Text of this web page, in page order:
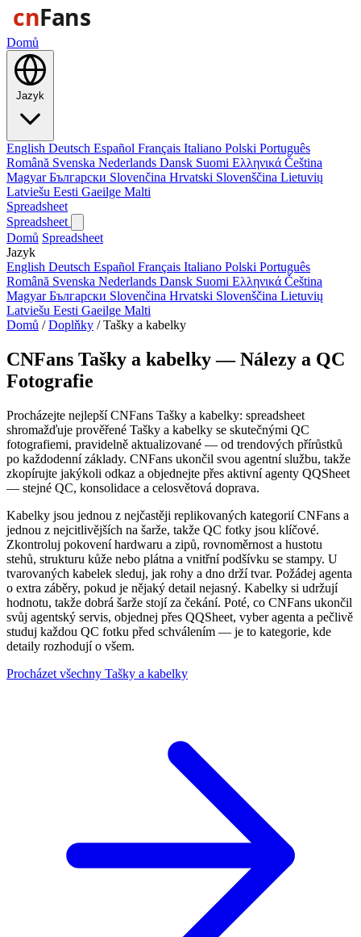
Domů
English Deutsch Español Français Italiano Polski Português
Română Svenska Nederlands Dansk Suomi Ελληνικά Čeština
MagyarБългарски Slovenčina Hrvatski Slovenščina Lietuvių
Latviešu Eesti Gaeilge Malti
Spreadsheet
Spreadsheet
Domů Spreadsheet
Jazyk
English Deutsch Español Français Italiano Polski Português
Română Svenska Nederlands Dansk Suomi Ελληνικά Čeština
MagyarБългарски Slovenčina Hrvatski Slovenščina Lietuvių
Latviešu Eesti Gaeilge Malti
Domů / Doplňky / Tašky a kabelky
CNFans Tašky a kabelky — Nálezy a QC
Fotografie
Procházejte nejlepší CNFans Tašky a kabelky: spreadsheet
shromažďuje prověřené Tašky a kabelky se skutečnými QC
fotografiemi, pravidelně aktualizované — od trendových přírůstků
po každodenní základy. CNFans ukončil svou agentní službu, takže
zkopírujte jakýkoli odkaz a objednejte přes aktivní agenty QQSheet
— stejné QC, konsolidace a celosvětová doprava.
Kabelky jsou jednou z nejčastěji replikovaných kategorií CNFans a
jednou z nejcitlivějších na šarže, takže QC fotky jsou klíčové.
Zkontroluj pokovení hardwaru a zipů, rovnoměrnost a hustotu
stehů, strukturu kůže nebo plátna a vnitřní podšívku se stampy. U
tvarovaných kabelek sleduj, jak rohy a dno drží tvar. Požádej agenta
o extra záběry, pokud je nějaký detail nejasný. Kabelky si udržují
hodnotu, takže dobrá šarže stojí za čekání. Poté, co CNFans ukončil
svůj agentský servis, objednej přes QQSheet, vyber agenta a pečlivě
studuj každou QC fotku před schválením — je to kategorie, kde
detaily rozhodují o všem.
Procházet všechny Tašky a kabelky